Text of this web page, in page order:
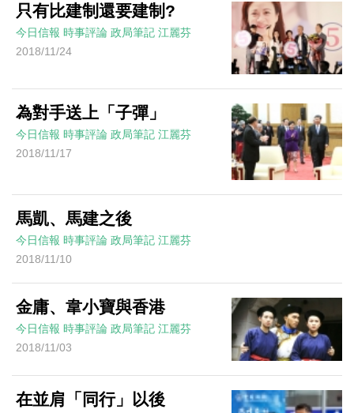
只有比建制還要建制?
今日信報 時事評論 政局筆記 江麗芬
2018/11/24
為對手送上「子彈」
今日信報 時事評論 政局筆記 江麗芬
2018/11/17
馬凱、馬建之後
今日信報 時事評論 政局筆記 江麗芬
2018/11/10
金庸、韋小寶與香港
今日信報 時事評論 政局筆記 江麗芬
2018/11/03
在並肩「同行」以後